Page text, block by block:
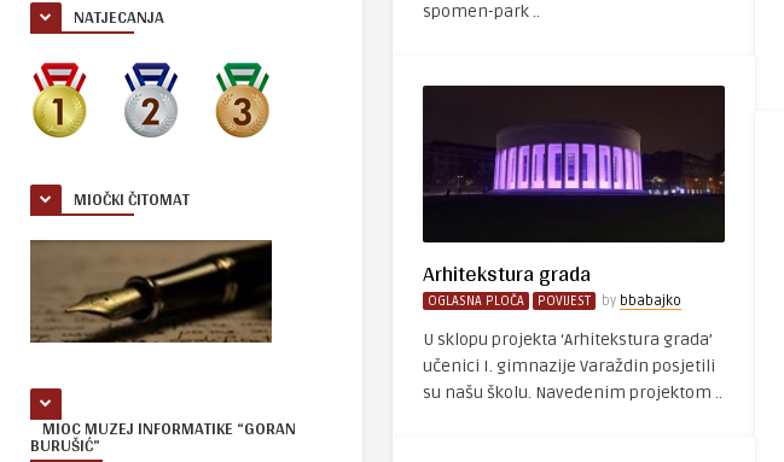
NATJECANJA
MIOČKI ČITOMAT
MIOC MUZEJ INFORMATIKE “GORAN
BURUŠIĆ”
spomen-park ..
Arhitekstura grada
OGLASNA PLOČA POVIJEST by bbabajko
U sklopu projekta ‘Arhitekstura grada’
učenici I. gimnazije Varaždin posjetili
su našu školu. Navedenim projektom ..